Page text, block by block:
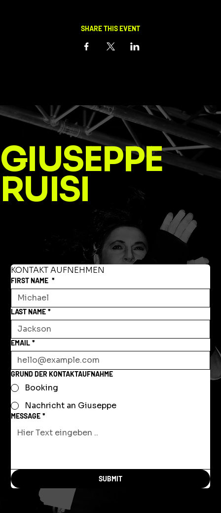
SHARE THIS EVENT
GIUSEPPE
RUISI
KONTAKT AUFNEHMEN
FIRST NAME *
LAST NAME *
EMAIL *
GRUND DER KONTAKTAUFNAHME
Booking
Nachricht an Giuseppe
MESSAGE *
SUBMIT